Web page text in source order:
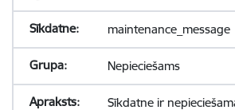
maintenance_message
Nepieciešams
Sīkdatne ir